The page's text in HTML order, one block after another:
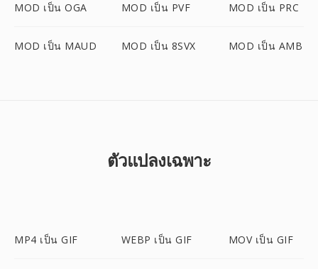
MOD เป็น OGA MOD เป็น PVF MOD เป็น PRC
MOD เป็น MAUD MOD เป็น 8SVX MOD เป็น AMB
ตัวแปลงเฉพาะ
MP4 เป็น GIF WEBP เป็น GIF MOV เป็น GIF